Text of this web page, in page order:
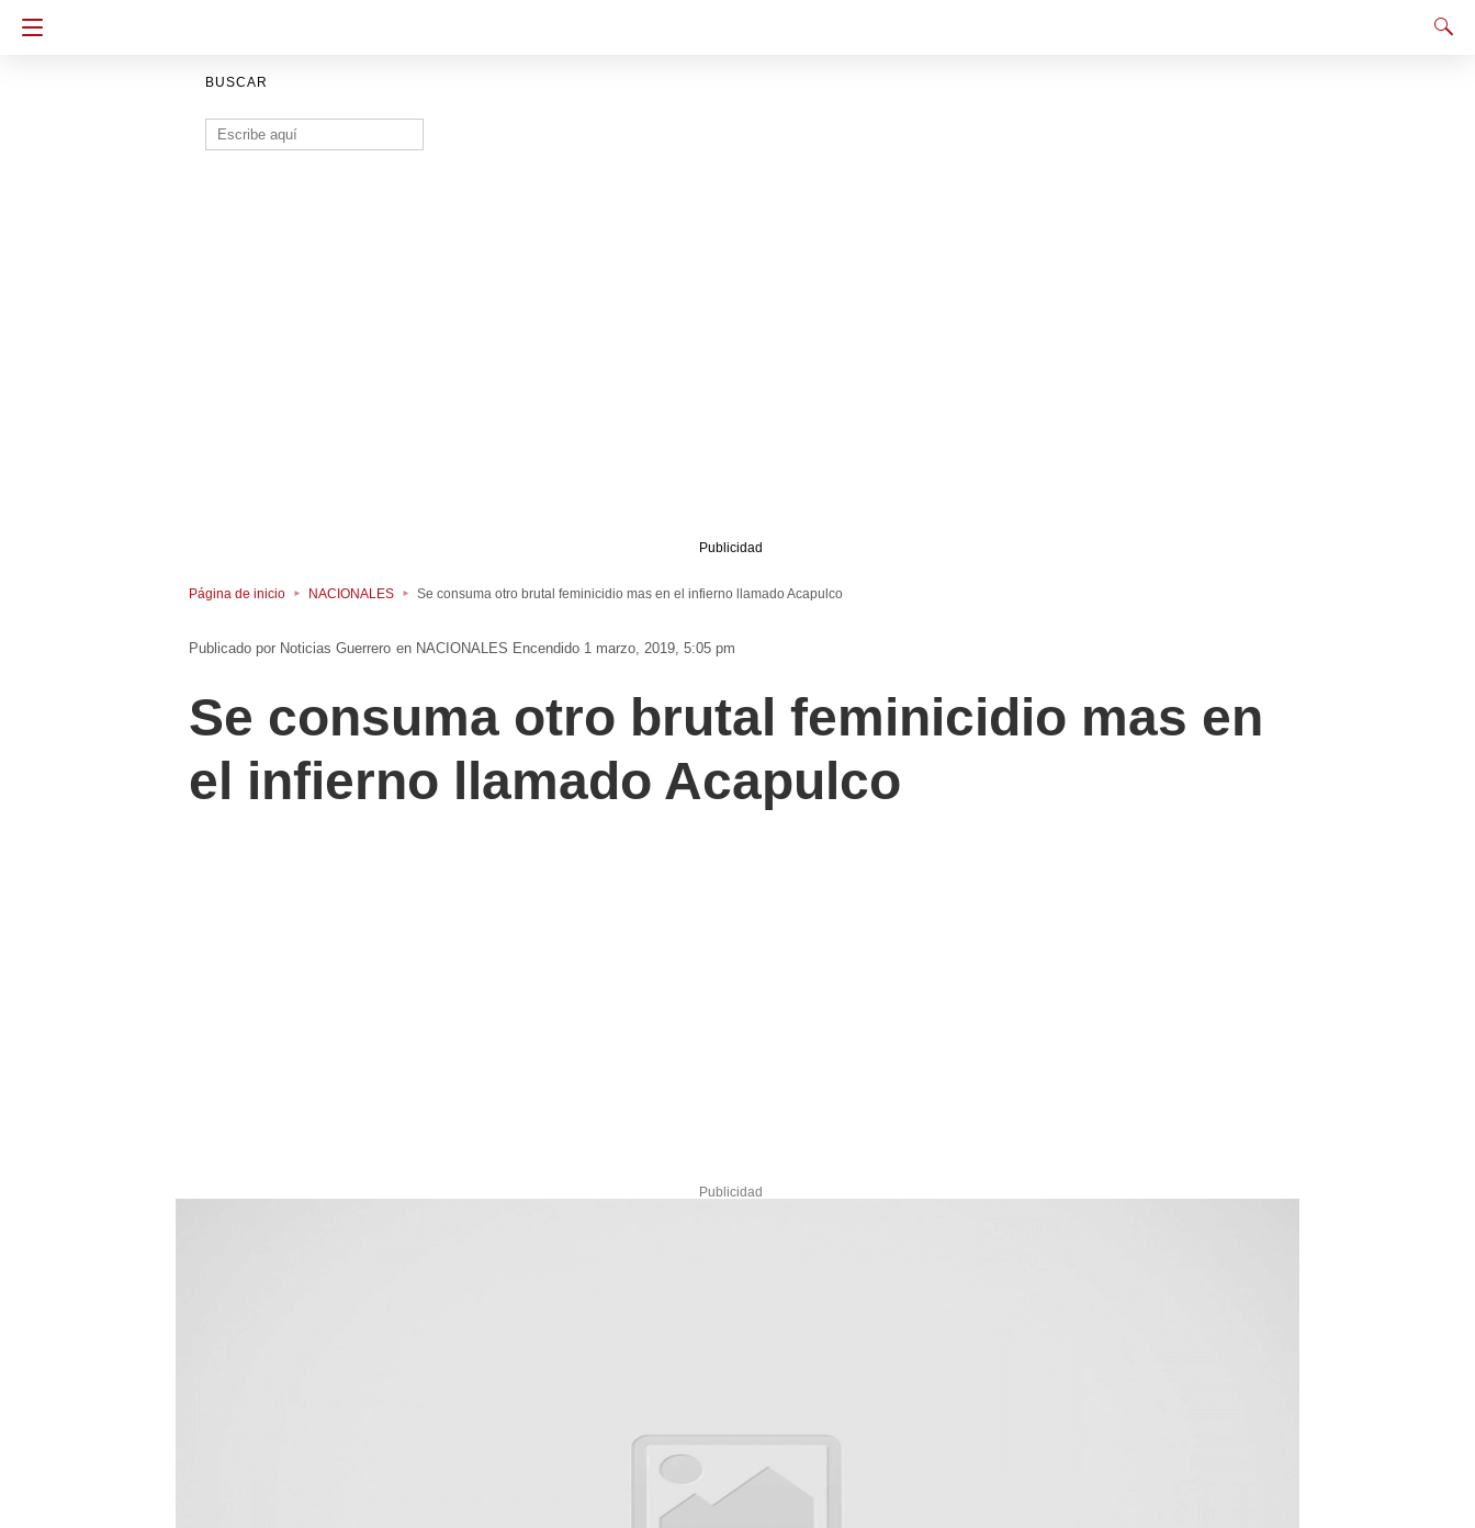
BUSCAR
Buscar:
Publicidad
Página de inicio NACIONALES Se consuma otro brutal feminicidio mas en el infierno llamado Acapulco
Noticias Guerrero en NACIONALES Encendido 1 marzo, 2019, 5:05 pm
Se consuma otro brutal feminicidio mas en
el infierno llamado Acapulco
Publicidad